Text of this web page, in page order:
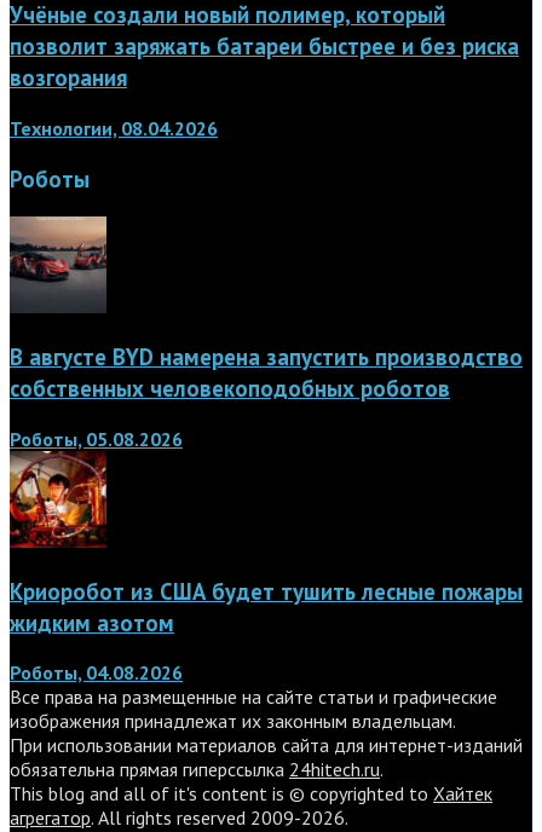
Учёные создали новый полимер, который
позволит заряжать батареи быстрее и без риска
возгорания
Технологии, 08.04.2026
Роботы
В августе BYD намерена запустить производство
собственных человекоподобных роботов
Роботы, 05.08.2026
Криоробот из США будет тушить лесные пожары
жидким азотом
Роботы, 04.08.2026
Все права на размещенные на сайте статьи и графические
изображения принадлежат их законным владельцам.
При использовании материалов сайта для интернет-изданий
обязательна прямая гиперссылка 24hitech.ru.
This blog and all of it's content is © copyrighted to Хайтек
агрегатор. All rights reserved 2009-2026.